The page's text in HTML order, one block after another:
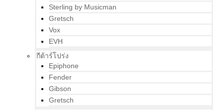
Sterling by Musicman
Gretsch
Vox
EVH
กีต้าร์โปร่ง
Epiphone
Fender
Gibson
Gretsch